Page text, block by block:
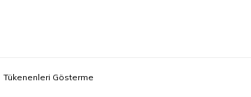
Tükenenleri Gösterme